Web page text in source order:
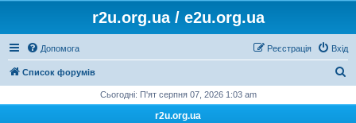
r2u.org.ua / e2u.org.ua
Допомога Вхід
Реєстрація
Список форумів
Сьогодні: П'ят серпня 07, 2026 1:03 am
r2u.org.ua